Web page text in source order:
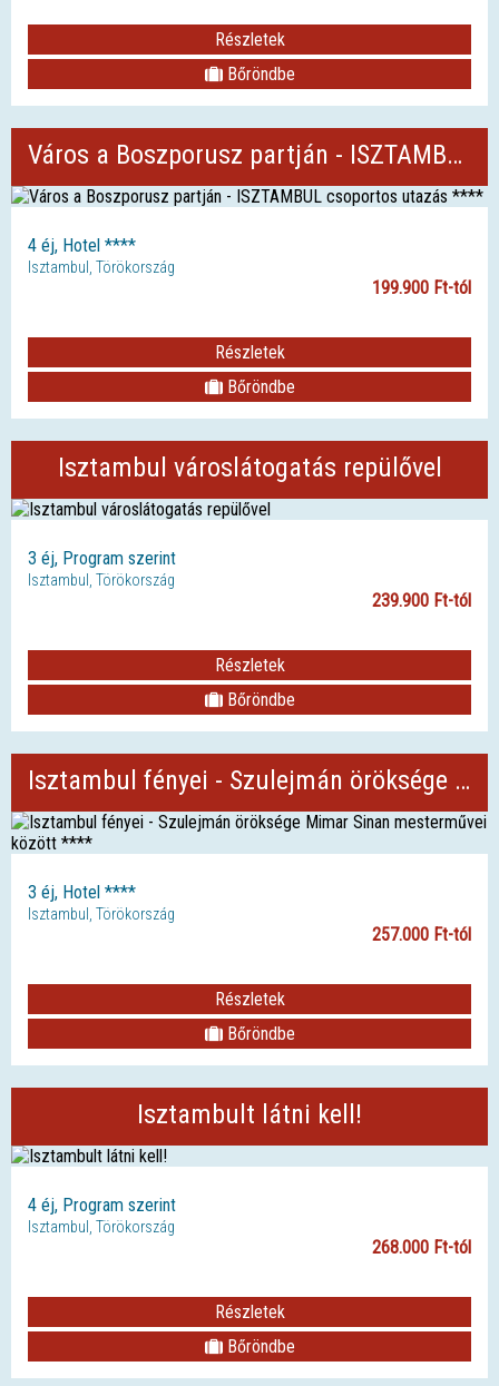
Részletek
Bőröndbe
Város a Boszporusz partján - ISZTAMBUL csoportos utazás ****
4 éj, Hotel ****
Isztambul, Törökország
199.900 Ft-tól
Részletek
Bőröndbe
Isztambul városlátogatás repülővel
3 éj, Program szerint
Isztambul, Törökország
239.900 Ft-tól
Részletek
Bőröndbe
Isztambul fényei - Szulejmán öröksége Mimar Sinan mesterművei között ****
3 éj, Hotel ****
Isztambul, Törökország
257.000 Ft-tól
Részletek
Bőröndbe
Isztambult látni kell!
4 éj, Program szerint
Isztambul, Törökország
268.000 Ft-tól
Részletek
Bőröndbe